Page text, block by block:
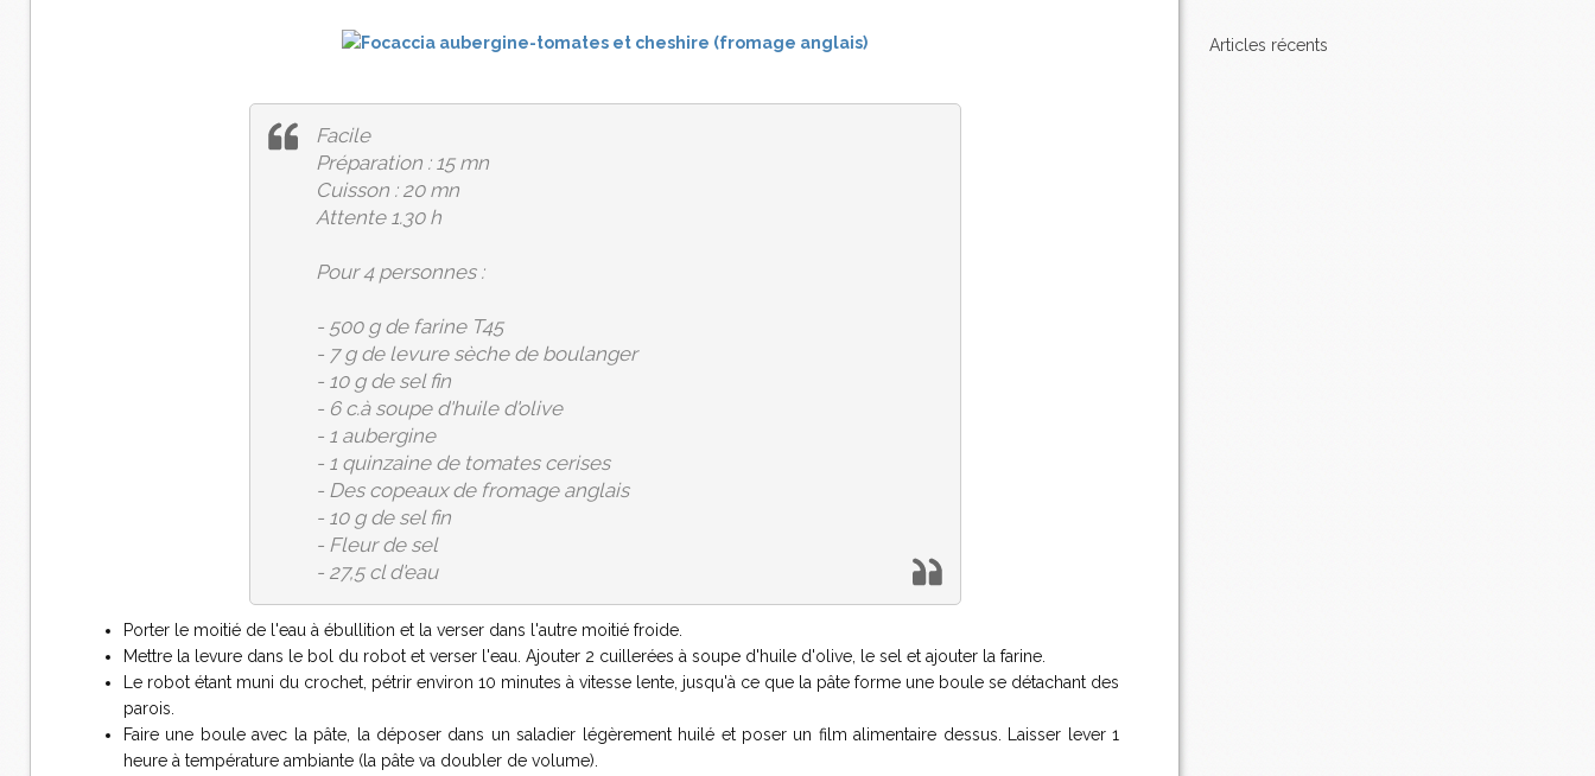
Facile
Préparation : 15 mn
Cuisson : 20 mn
Attente 1.30 h
Pour 4 personnes :
- 500 g de farine T45
- 7 g de levure sèche de boulanger
- 10 g de sel fin
- 6 c.à soupe d'huile d'olive
- 1 aubergine
- 1 quinzaine de tomates cerises
- Des copeaux de fromage anglais
- 10 g de sel fin
- Fleur de sel
- 27,5 cl d'eau
Porter le moitié de l'eau à ébullition et la verser dans l'autre moitié froide.
Mettre la levure dans le bol du robot et verser l'eau. Ajouter 2 cuillerées à soupe d'huile d'olive, le sel et ajouter la farine.
Le robot étant muni du crochet, pétrir environ 10 minutes à vitesse lente, jusqu'à ce que la pâte forme une boule se détachant des
parois.
Faire une boule avec la pâte, la déposer dans un saladier légèrement huilé et poser un film alimentaire dessus. Laisser lever 1
heure à température ambiante (la pâte va doubler de volume).
articles récents